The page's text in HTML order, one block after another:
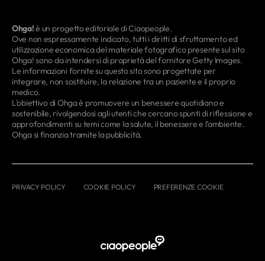
Ohga!è un progetto editoriale di Ciaopeople.
Ove non espressamente indicato, tutti i diritti di sfruttamento ed
utilizzazione economica del materiale fotografico presente sul sito
Ohga! sono da intendersi di proprietà del fornitore Getty Images.
Le informazioni fornite su questo sito sono progettate per
integrare, non sostituire, la relazione tra un paziente e il proprio
medico.
L’obiettivo di Ohga è promuovere un benessere quotidiano e
sostenibile, rivolgendosi agli utenti che cercano spunti di riflessione e
approfondimenti su temi come la salute, il benessere e l’ambiente.
Ohga si finanzia tramite la pubblicità.
PRIVACY POLICY COOKIE POLICY PREFERENZE COOKIE